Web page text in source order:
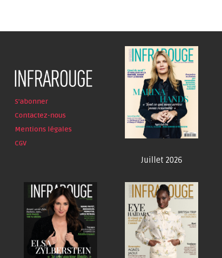
S'abonner
Contactez-nous
Mentions légales
CGV
Juillet 2026